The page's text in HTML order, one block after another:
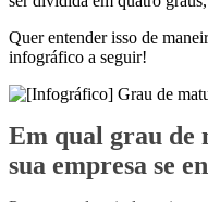
Quer entender isso de
infográfico a seguir!
Em qual grau de
sua empresa se